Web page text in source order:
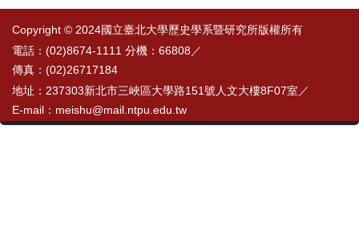
Copyright © 2024國立臺北大學歷史學系暨研究所版權所有
電話：(02)8674-1111 分機：66808／
傳真：(02)26717184
地址：237303新北市三峽區大學路151號人文大樓8F07室／
E-mail：meishu@mail.ntpu.edu.tw